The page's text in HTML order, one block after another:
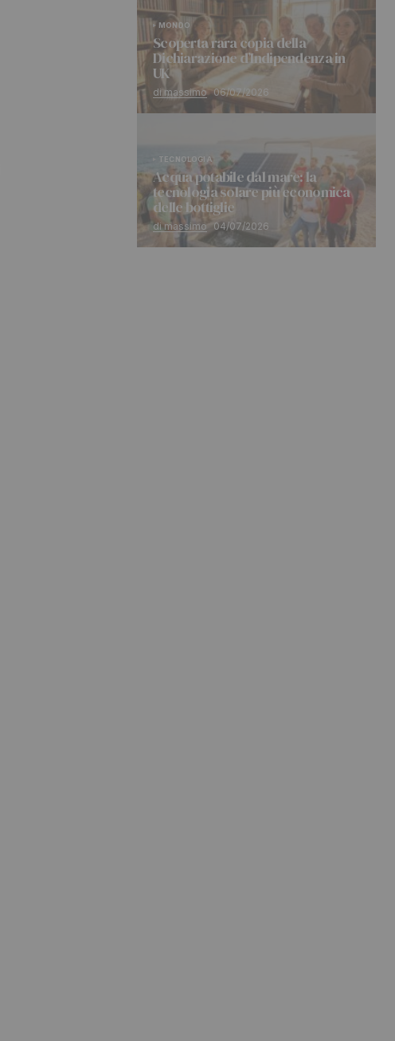
MONDO
Scoperta rara copia della
Dichiarazione d’Indipendenza in
UK
di massimo 06/07/2026
TECNOLOGIA
Acqua potabile dal mare: la
tecnologia solare più economica
delle bottiglie
di massimo 04/07/2026